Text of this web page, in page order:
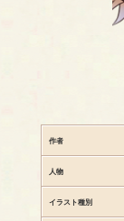
作者
人物
イラスト種別